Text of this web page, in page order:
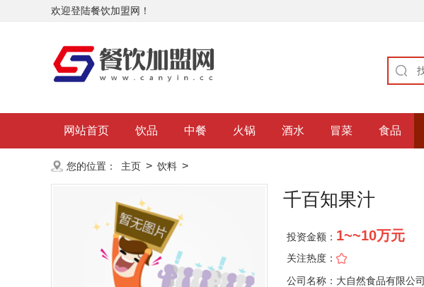
欢迎登陆餐饮加盟网！
网站首页 饮品 中餐 火锅 酒水 冒菜 食品
您的位置： 主页 > 饮料 >
千百知果汁
投资金额： 1~~10万元
关注热度：
公司名称：大自然食品有限公司